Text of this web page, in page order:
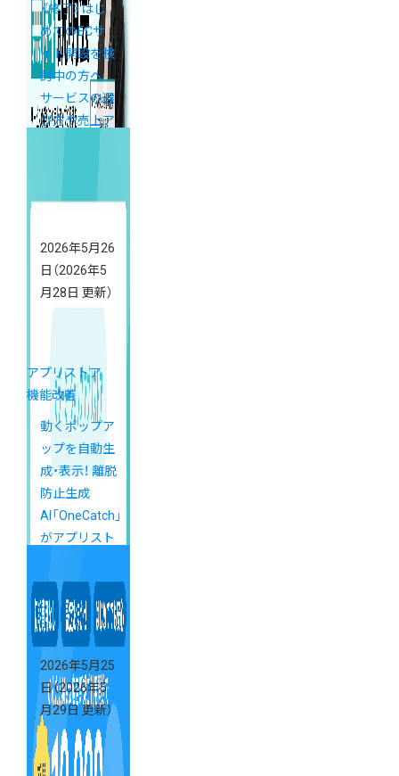
《終了》はじ
めてのECサ
イト開設を検
討中の方へ
サービスの選
び方や売上ア
ーミーショッ
2026年5月26
日 （2026年5
月28日 更新）
アプリストア
機能改善
動くポップア
ップを自動生
成・表示！ 離脱
防止生成
AI「OneCatch」
がアプリスト
2026年5月25
日（2026年5
月29日 更新）